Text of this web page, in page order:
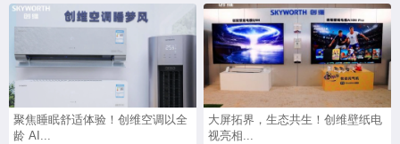
聚焦睡眠舒适体验！创维空调以全
龄 AI...
大屏拓界，生态共生！创维壁纸电
视亮相...